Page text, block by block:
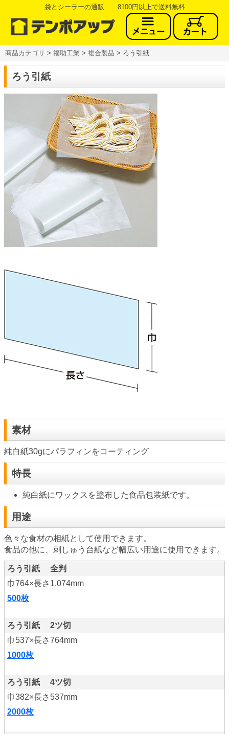
袋とシーラーの通販 8100円以上で送料無料
商品カテゴリ > 福助工業 > 複合製品 > ろう引紙
ろう引紙
素材
純白紙30gにパラフィンをコーティング
特長
純白紙にワックスを塗布した食品包装紙です。
用途
色々な食材の相紙として使用できます。
食品の他に、刺しゅう台紙など幅広い用途に使用できます。
ろう引紙 全判
巾764×長さ1,074mm
500枚
ろう引紙 2ツ切
巾537×長さ764mm
1000枚
ろう引紙 4ツ切
巾382×長さ537mm
2000枚